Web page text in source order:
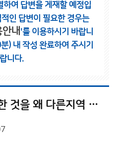
하여 답변을 게재할 예정입
인 답변이 필요한 경우는
내 '를 이용하시기 바랍니
) 내 작성 완료하여 주시기
니다.
충북에서 지진 발생한 것을 왜 다른지역 까지 보냅니까?